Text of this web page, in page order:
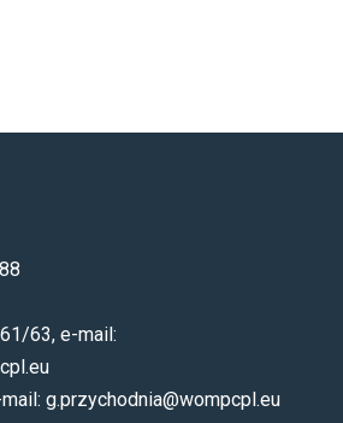
63, e-mail:
g.przychodnia@wompcpl.eu